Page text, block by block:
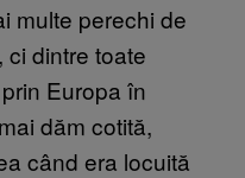
multe perechi de
dintre toate
Europa în
dăm cotită,
când era locuită